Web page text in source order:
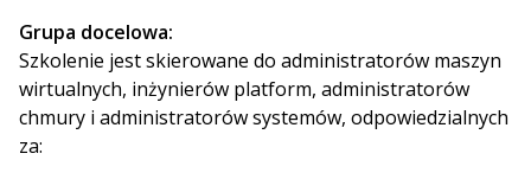
Grupa docelowa:
Szkolenie jest skierowane do administratorów maszyn
wirtualnych, inżynierów platform, administratorów
chmury i administratorów systemów, odpowiedzialnych
za: